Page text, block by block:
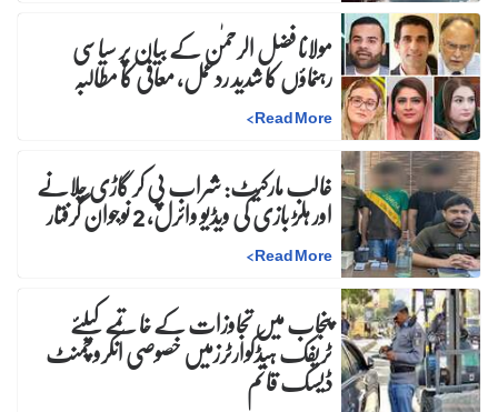
مولانا فضل الرحمٰن کے بیان پر سیاسی
رہنماؤں کا شدید ردعمل، معافی کا مطالبہ
Read More
>
غالب مارکیٹ: شراب پی کر گاڑی چلانے
اور ہلڑ بازی کی ویڈیو وائرل، 2 نوجوان گرفتار
Read More
>
پنجاب میں تجاوزات کے خاتمے کیلئے
ٹریفک ہیڈکوارٹرزمیں خصوصی انکروچمنٹ
ڈیسک قائم